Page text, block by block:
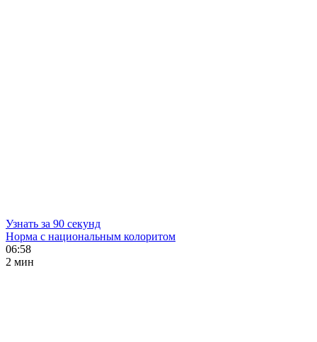
Узнать за 90 секунд
Норма с национальным колоритом
06:58
2 мин